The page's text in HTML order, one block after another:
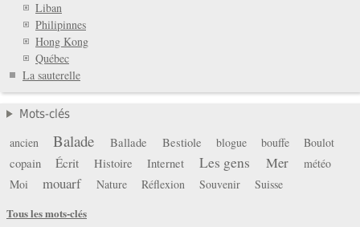
Liban
Philipinnes
Hong Kong
Québec
La sauterelle
Mots-clés
ancien Balade Ballade Bestiole blogue bouffe Boulot
copain Écrit Histoire Internet Les gens Mer
météo
Moi
mouarf Nature Réflexion Souvenir
Suisse
Tous les mots-clés